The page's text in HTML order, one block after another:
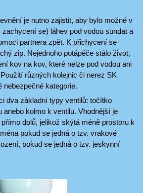
je nutno zajistit, aby bylo možné v
zachycení se) láhev pod vodou sundat a
partnera zpět. K přichycení se
zip. Nejednoho potápěče stálo život,
kov na kov, které nelze pod vodou ani
různých kolejnic či nerez SK
nebezpečné kategorie.
dva základní typy ventilů: točítko
anebo kolmo k ventilu. Vhodnější je
dolů, jelikož skýtá méně prostoru k
pokud se jedná o tzv. vrakové
pokud se jedná o tzv. jeskynní